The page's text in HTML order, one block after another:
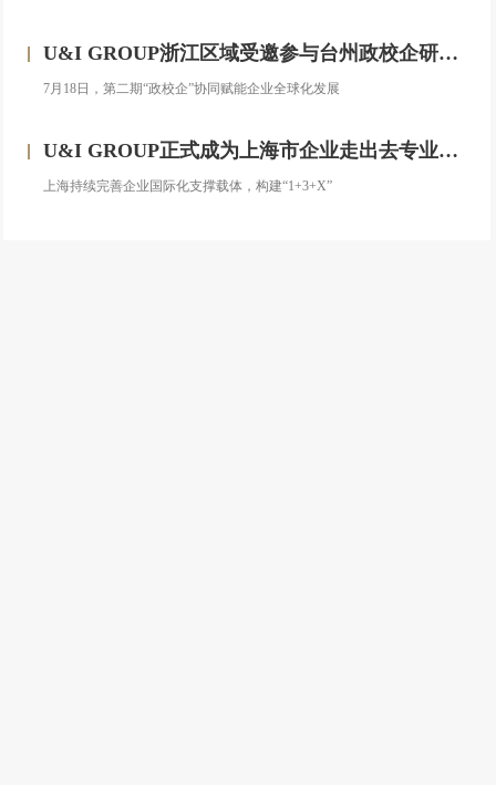
U&I GROUP浙江区域受邀参与台州政校企研修班，助力浙企搭建跨境投资合规框架
7月18日，第二期“政校企”协同赋能企业全球化发展
U&I GROUP正式成为上海市企业走出去专业服务联盟成员
上海持续完善企业国际化支撑载体，构建“1+3+X”